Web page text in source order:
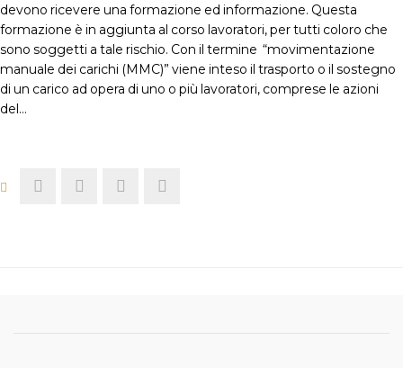
devono ricevere una formazione ed informazione. Questa
formazione è in aggiunta al corso lavoratori, per tutti coloro che
sono soggetti a tale rischio. Con il termine “movimentazione
manuale dei carichi (MMC)” viene inteso il trasporto o il sostegno
di un carico ad opera di uno o più lavoratori, comprese le azioni
del…